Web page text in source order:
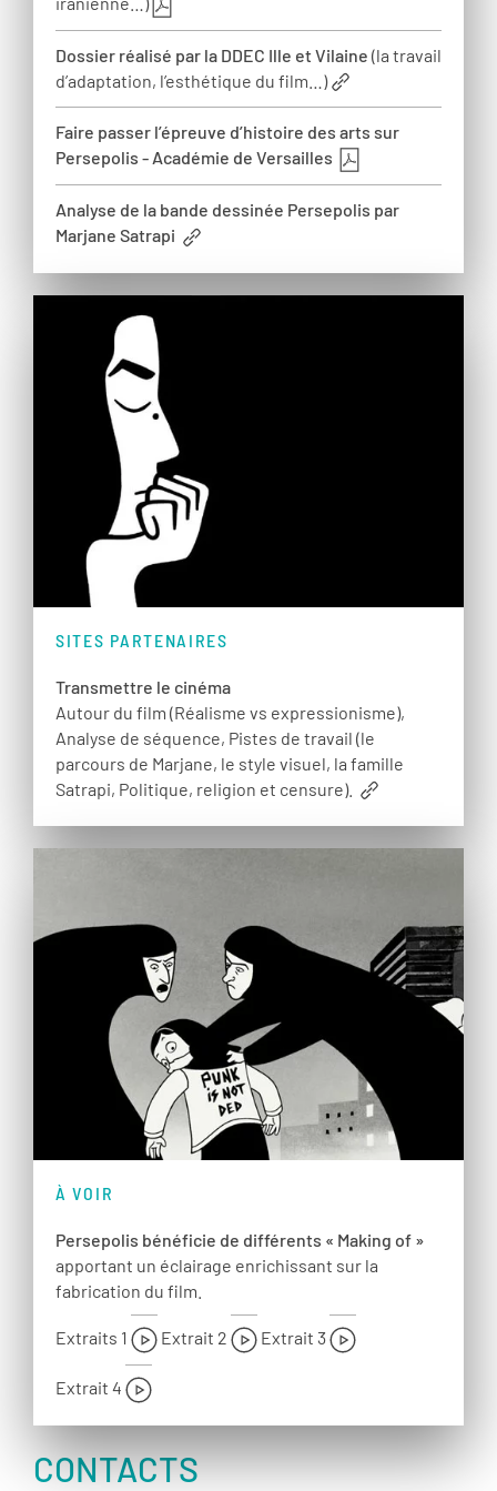
Dossier réalisé par la DDEC Ille et Vilaine (la travail
d’adaptation, l’esthétique du film…)
Faire passer l’épreuve d’histoire des arts sur
Persepolis - Académie de Versailles
Analyse de la bande dessinée Persepolis par
Marjane Satrapi
SITES PARTENAIRES
Transmettre le cinéma
Autour du film (Réalisme vs expressionisme),
Analyse de séquence, Pistes de travail (le
parcours de Marjane, le style visuel, la famille
Satrapi, Politique, religion et censure).
À VOIR
Persepolis bénéficie de différents « Making of »
apportant un éclairage enrichissant sur la
fabrication du film.
Extraits 1 Extrait 2 Extrait 3
Extrait 4
CONTACTS